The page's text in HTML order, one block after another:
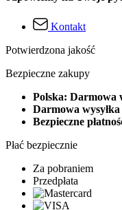
Kontakt
Potwierdzona jakość
Bezpieczne zakupy
Polska: Darmowa
Darmowa
Bezpieczne
Płać bezpiecznie
Za pobraniem
Przedpłata